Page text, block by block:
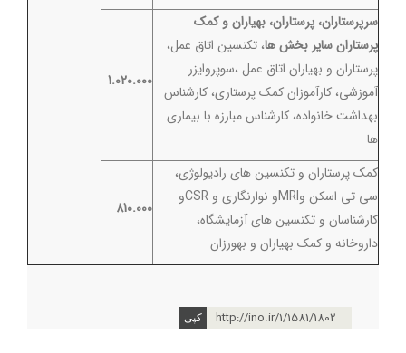
سرپرستاران، پرستاران، بهياران و کمک
پرستاران ساير بخش ها، تكنسين اتاق عمل،
پرستاران و بهياران اتاق عمل ،سوپروايزر
آموزشي، کارآموزان کمک پرستاری، کارشناس
بهداشت خانواده، کارشناس مبارزه با بیماری
ها
1.020.000
کمک پرستاران و تكنسين هاي راديولوژي،
سي تي اسكن وMRIو نوارنگاري و CSRو
كارشناسان و تكنسين هاي آزمايشگاه،
داروخانه و كمك بهياران و بهورزان
810.000
http://ino.ir/1/1581/1802